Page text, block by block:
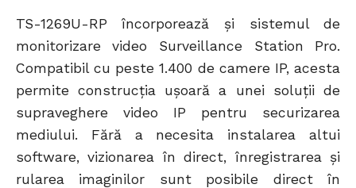
TS-1269U-RP încorporează și sistemul de
monitorizare video Surveillance Station Pro.
Compatibil cu peste 1.400 de camere IP, acesta
permite construcția ușoară a unei soluții de
supraveghere video IP pentru securizarea
mediului. Fără a necesita instalarea altui
software, vizionarea în direct, înregistrarea și
rularea imaginilor sunt posibile direct în